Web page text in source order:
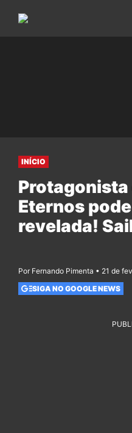
INÍCIO
Protagonista
Eternos
revelada!
Por Fernando Pimenta • 21 de
SIGA NO GOOGLE NEWS